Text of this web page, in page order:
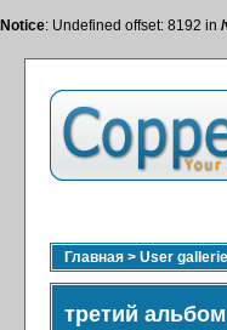
Notice: Undefined offset: 8192 in
Главная > User
третий альбом